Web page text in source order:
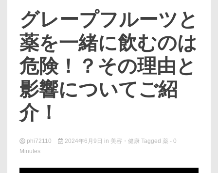
グレープフルーツと
薬を一緒に飲むのは
危険！？その理由と
影響についてご紹
介！
phi72110 2024年6月9日 in 美容・健康 Tagged 薬 - 0
Minutes